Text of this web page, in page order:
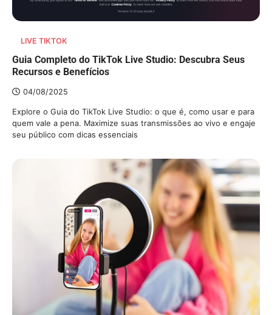
LIVE TIKTOK
Guia Completo do TikTok Live Studio: Descubra Seus
Recursos e Benefícios
04/08/2025
Explore o Guia do TikTok Live Studio: o que é, como usar e para
quem vale a pena. Maximize suas transmissões ao vivo e engaje
seu público com dicas essenciais